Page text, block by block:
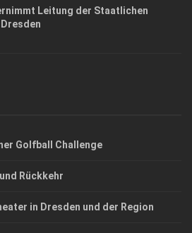
Leitung der Staatlichen
Golfball Challenge
Rückkehr
in Dresden und der Region